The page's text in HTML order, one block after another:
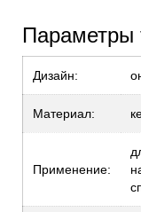
Параметры
Дизайн:
Материал:
Применение: